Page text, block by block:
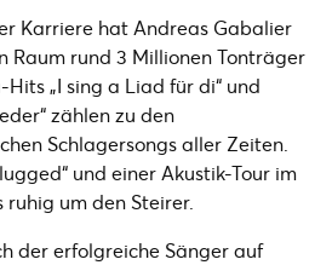
Karriere hat Andreas Gabalier
Raum rund 3 Millionen Tonträger
„I sing a Liad für di“ und
zählen zu den
Schlagersongs aller Zeiten.
und einer Akustik-Tour im
um den Steirer.
der erfolgreiche Sänger auf